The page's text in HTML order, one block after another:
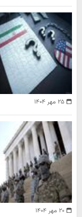
۲۵ مهر ۱۴۰۴
۲۰ مهر ۱۴۰۴